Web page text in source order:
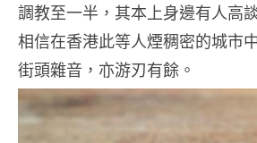
調教至一半，其本上身邊有人高
相信在香港此等人煙稠密的城市
街頭雜音，亦游刃有餘。